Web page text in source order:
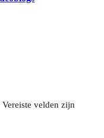
Vereiste velden zijn